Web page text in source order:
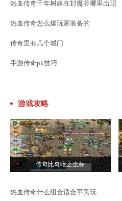
热血传奇千年树妖在封魔谷哪里出现
热血传奇怎么爆玩家装备的
传奇里有几个城门
手游传奇pk技巧
游戏攻略
传奇比奇暗之坐标
热血传奇什么组合适合平民玩